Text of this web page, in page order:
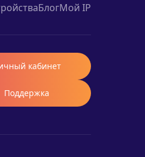
БлогМой IP
кабинет
Поддержка